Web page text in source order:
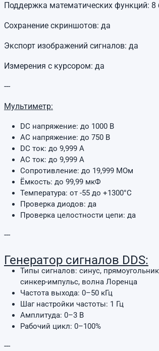
Поддержка математических функций: 8
Сохранение скриншотов: да
Экспорт изображений сигналов: да
Измерения с курсором: да
---
Мультиметр:
DC напряжение: до 1000 В
AC напряжение: до 750 В
DC ток: до 9,999 А
AC ток: до 9,999 А
Сопротивление: до 19,999 МОм
Ёмкость: до 99,99 мкФ
Температура: от -55 до +1300°C
Проверка диодов: да
Проверка целостности цепи: да
---
Генератор сигналов DDS:
Типы сигналов: синус,
синкер-импульс, волна Лоренца
Частота выхода: 0–50 кГц
Шаг настройки частоты: 1 Гц
Амплитуда: 0–3 В
Рабочий цикл: 0–100%
---